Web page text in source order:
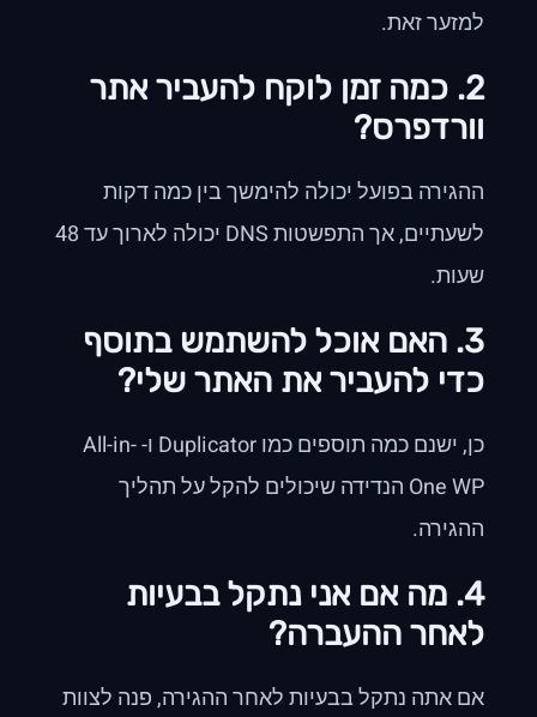
למזער זאת.
2. כמה זמן לוקח להעביר אתר
וורדפרס?
ההגירה בפועל יכולה להימשך בין כמה דקות
לשעתיים, אך התפשטות DNS יכולה לארוך עד 48
שעות.
3. האם אוכל להשתמש בתוסף
כדי להעביר את האתר שלי?
כן, ישנם כמה תוספים כמו Duplicator ו- All-in-
One WP הנדידה שיכולים להקל על תהליך
ההגירה.
4. מה אם אני נתקל בבעיות
לאחר ההעברה?
אם אתה נתקל בבעיות לאחר ההגירה, פנה לצוות